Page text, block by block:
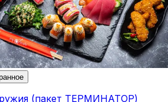
(пакет ТЕРМИНАТОР)